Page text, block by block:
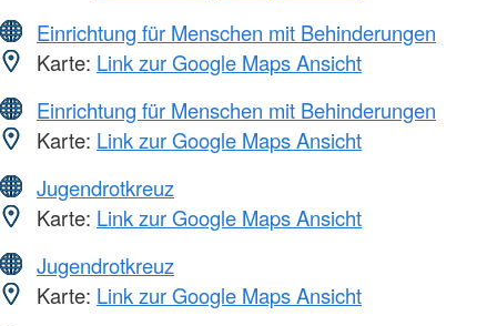
Einrichtung für Menschen mit Behinderungen
Karte: Link zur Google Maps Ansicht
Einrichtung für Menschen mit Behinderungen
Karte: Link zur Google Maps Ansicht
Jugendrotkreuz
Karte: Link zur Google Maps Ansicht
Jugendrotkreuz
Karte: Link zur Google Maps Ansicht